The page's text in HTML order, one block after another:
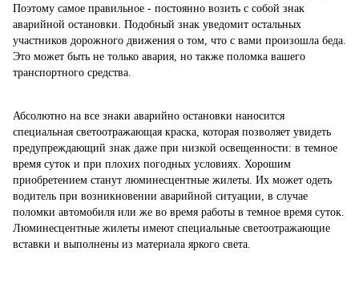
Поэтому самое правильное - постоянно возить с собой знак
аварийной остановки. Подобный знак уведомит остальных
участников дорожного движения о том, что с вами произошла беда.
Это может быть не только авария, но также поломка вашего
транспортного средства.
Абсолютно на все знаки аварийно остановки наносится
специальная светоотражающая краска, которая позволяет увидеть
предупреждающий знак даже при низкой освещенности: в темное
время суток и при плохих погодных условиях. Хорошим
приобретением станут люминесцентные жилеты. Их может одеть
водитель при возникновении аварийной ситуации, в случае
поломки автомобиля или же во время работы в темное время суток.
Люминесцентные жилеты имеют специальные светоотражающие
вставки и выполнены из материала яркого света.